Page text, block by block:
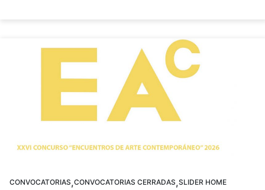
CONVOCATORIAS,CONVOCATORIAS CERRADAS,SLIDER HOME